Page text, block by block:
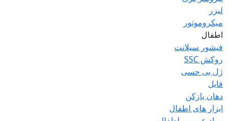
لیزر
میکروموتور
اطفال
فیشور سیلانت
روکش SSC
ژل بی حسی
فایل
دهان بازکن
ابزار های اطفال